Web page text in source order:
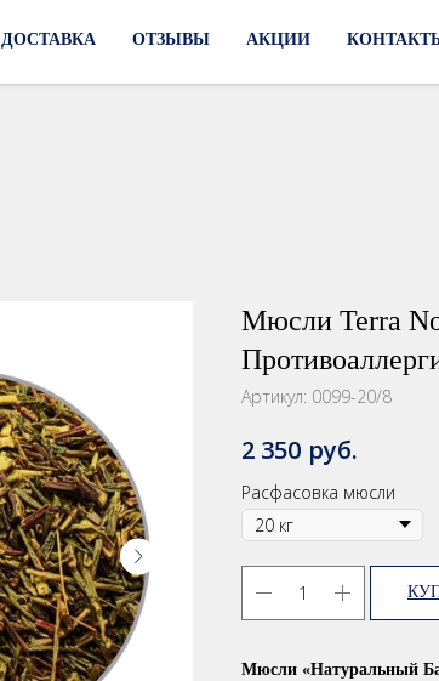
ДОСТАВКА ОТЗЫВЫ АКЦИИ
Мюсли Terra
Артикул: 0099-20/8
2 350 руб.
Расфасовка мюсли
Мюсли «Натуральный